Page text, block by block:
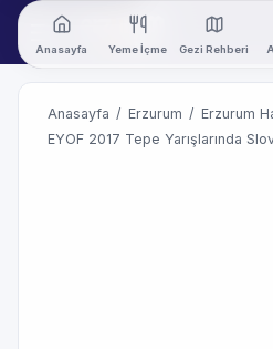
Anasayfa Yeme İçme Gezi Rehberi
Anasayfa / Erzurum / Erzurum
EYOF 2017 Tepe Yarışlarında